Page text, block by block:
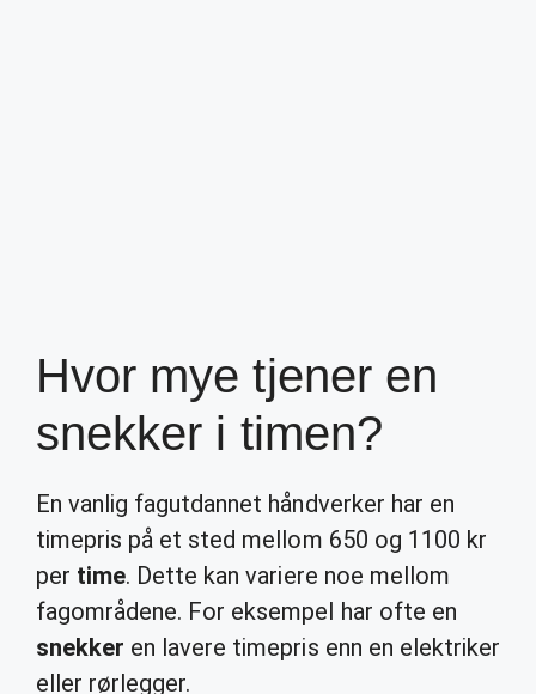
Hvor mye tjener en
snekker i timen?
En vanlig fagutdannet håndverker har en
timepris på et sted mellom 650 og 1100 kr
per time. Dette kan variere noe mellom
fagområdene. For eksempel har ofte en
snekker en lavere timepris enn en elektriker
eller rørlegger.